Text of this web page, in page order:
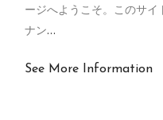
ージへようこそ。このサイ
ナン…
See More Information